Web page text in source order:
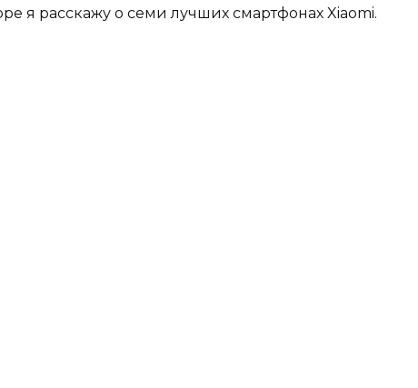
я расскажу о семи лучших смартфонах Xiaomi.